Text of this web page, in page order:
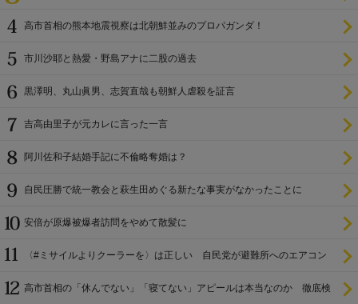
高市首相の熊本地震視察は北朝鮮並みのプロパガンダ！
市川沙耶と熱愛・野島アナに二股の過去
黒澤明、丸山眞男、志賀直哉も朝鮮人虐殺を証言
吉高由里子が元カレに言った一言
阿川佐和子結婚手記に不倫略奪婚は？
自民圧勝で統一教会と萩生田めぐる新たな事実がなかったことに
安倍が原爆被爆者訪問をやめて散髪に
〈#ミサイルよりクーラーを〉は正しい 自民党が避難所へのエアコン
高市首相の「休んでない」「寝てない」アピールは本当なのか 徹底検